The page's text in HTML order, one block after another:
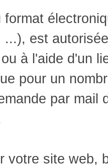
format
...), est
à l'aide d'un
pour un
par mail
votre site web,